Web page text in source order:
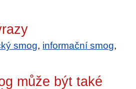
smog, informační smog,
může být také